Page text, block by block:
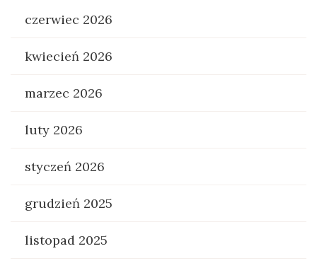
czerwiec 2026
kwiecień 2026
marzec 2026
luty 2026
styczeń 2026
grudzień 2025
listopad 2025